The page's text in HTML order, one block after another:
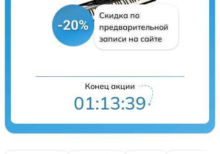
-20%
Скидка по
предварительной
записи на сайте
Конец акции
01:13:39